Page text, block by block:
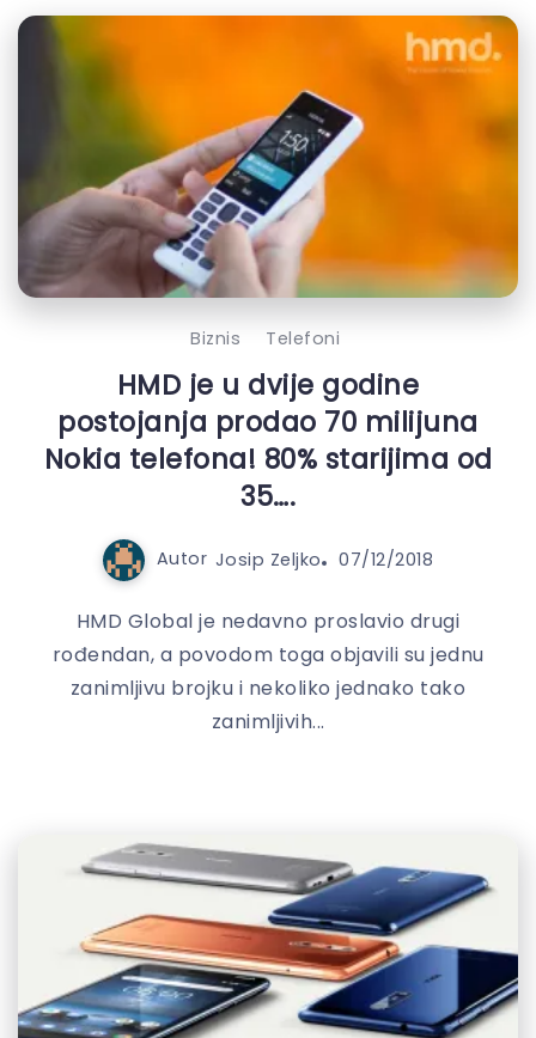
Biznis Telefoni
HMD je u dvije godine
postojanja prodao 70 milijuna
Nokia telefona! 80% starijima od
35….
Autor Josip Zeljko 07/12/2018
HMD Global je nedavno proslavio drugi
rođendan, a povodom toga objavili su jednu
zanimljivu brojku i nekoliko jednako tako
zanimljivih...